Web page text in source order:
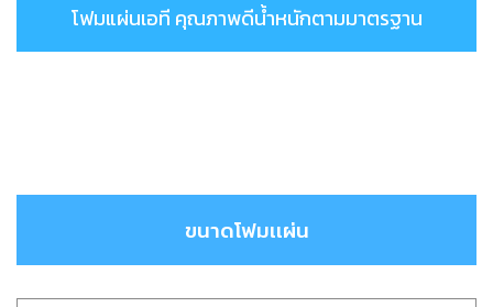
โฟมแผ่นเอที คุณภาพดีน้ำหนักตามมาตรฐาน
ขนาดโฟมเเผ่น